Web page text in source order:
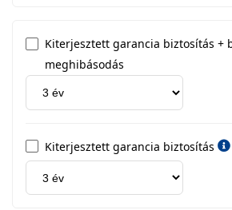
Kiterjesztett garancia biztosítás +
meghibásodás
Kiterjesztett garancia biztosítás